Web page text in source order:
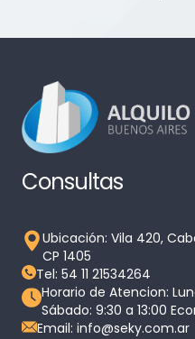
Consultas
Ubicación: Vila 420,
CP 1405
Tel: 54 11 21534264
Horario de Atencion:
Sábado: 9:30 a 13:00
Email: info@seky.com.ar